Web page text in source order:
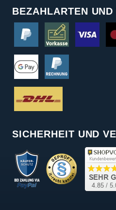
BEZAHLARTEN UND
SICHERHEIT UND